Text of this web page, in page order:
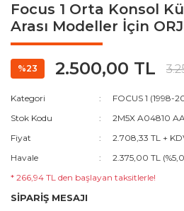
Focus 1 Orta Konsol
Arası Modeller İçin
%23 2.500,00 TL
Kategori FOCUS 1 (1998-
Stok Kodu
2M5X A04810
Fiyat
2.708,33 TL +
Havale
2.375,00 TL
* 266,94 TL den başlayan taksitlerle!
SİPARİŞ MESAJI